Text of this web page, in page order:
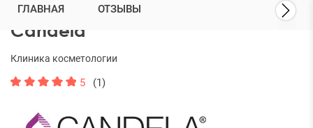
300 Экспертов Клиники
Candela
Клиника косметологии
5 (1)
ГЛАВНАЯ ОТЗЫВЫ